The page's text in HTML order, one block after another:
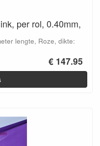
per rol, 0.40mm,
lengte, Roze, dikte:
€ 147.95